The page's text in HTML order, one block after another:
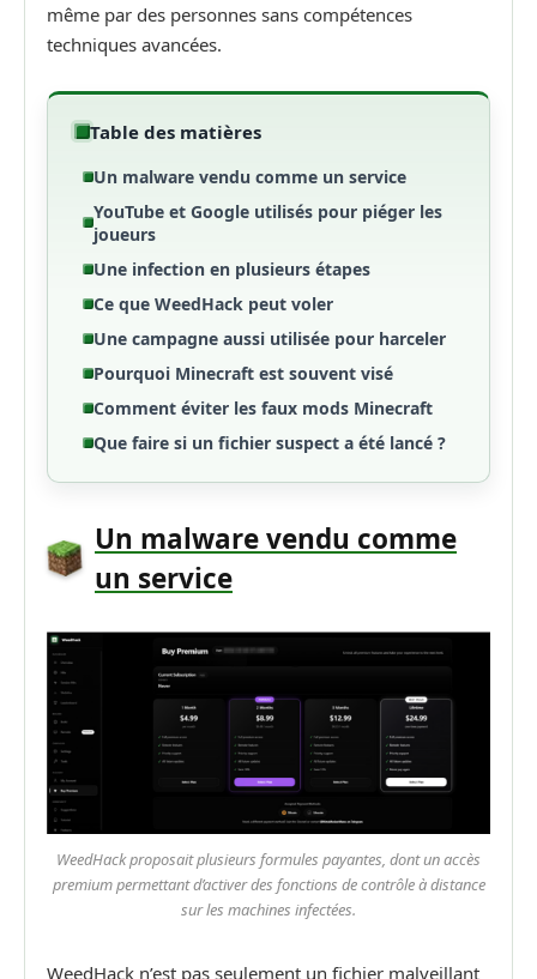
même par des personnes sans compétences
techniques avancées.
Table des matières
Un malware vendu comme un service
YouTube et Google utilisés pour piéger les
joueurs
Une infection en plusieurs étapes
Ce que WeedHack peut voler
Une campagne aussi utilisée pour harceler
Pourquoi Minecraft est souvent visé
Comment éviter les faux mods Minecraft
Que faire si un fichier suspect a été lancé ?
Un malware vendu comme
un service
WeedHack proposait plusieurs formules payantes, dont un accès
premium permettant d’activer des fonctions de contrôle à distance
sur les machines infectées.
WeedHack n’est pas seulement un fichier malveillant